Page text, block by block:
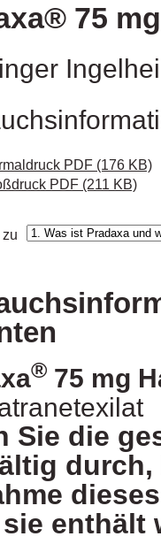
75
PDF (176 KB)
PDF (211 KB)
® 75 mg
Sie die
durch,
enthält